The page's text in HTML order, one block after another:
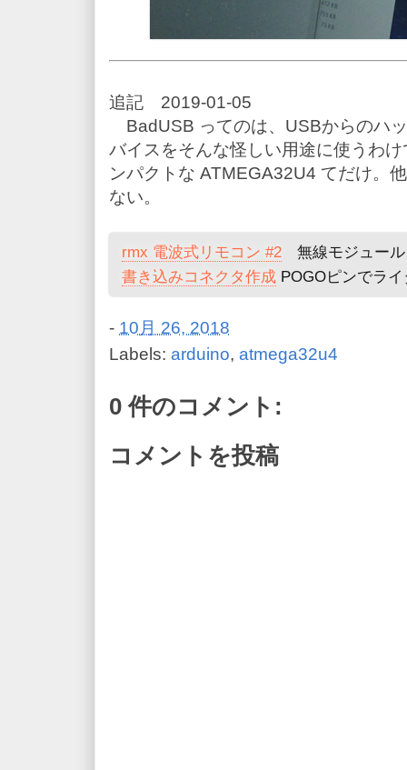
追記 2019-01-05
BadUSB ってのは、USBからのハ
バイスをそんな怪しい用途に使うわ
ンパクトな ATMEGA32U4 てだけ。
ない。
rmx 電波式リモコン #2 無線モジュール
書き込みコネクタ作成 POGOピンでラ
- 10月 26, 2018
Labels: arduino, atmega32u4
0 件のコメント:
コメントを投稿